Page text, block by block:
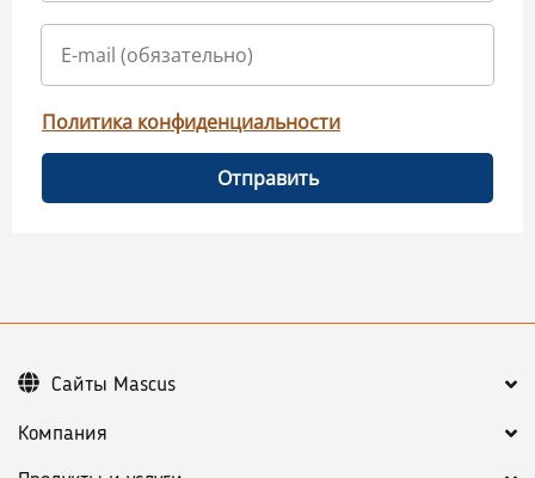
Политика конфиденциальности
Отправить
Компания
Сайты Mascus